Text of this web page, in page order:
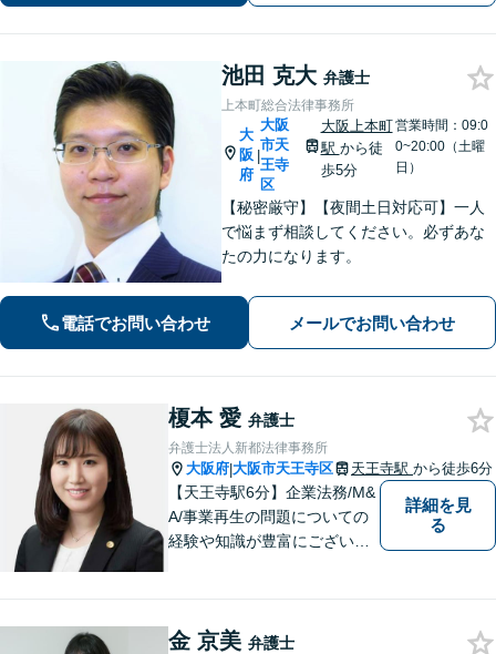
ご相談ください。
池田 克大 弁護士
上本町総合法律事務所
大
阪
府
|
大阪
市天
王寺
区
大阪上本町
駅 から徒
歩5分
営業時間：09:0
0~20:00（土曜
日）
【秘密厳守】【夜間土日対応可】一人
で悩まず相談してください。必ずあな
たの力になります。
電話でお問い合わせ メールでお問い合わせ
榎本 愛 弁護士
弁護士法人新都法律事務所
大阪府|大阪市天王寺区 天王寺駅 から徒歩6分
【天王寺駅6分】企業法務/M&
A/事業再生の問題についての
経験や知識が豊富にございま
ください。
詳細を見
る
金 京美 弁護士